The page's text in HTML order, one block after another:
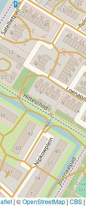
|©OpenStreetMap | CBS |